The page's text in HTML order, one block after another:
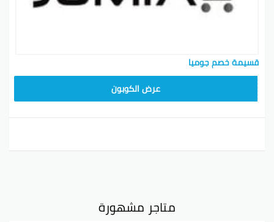
قسيمة خصم جوميا
عرض الكوبون
متاجر مشهورة